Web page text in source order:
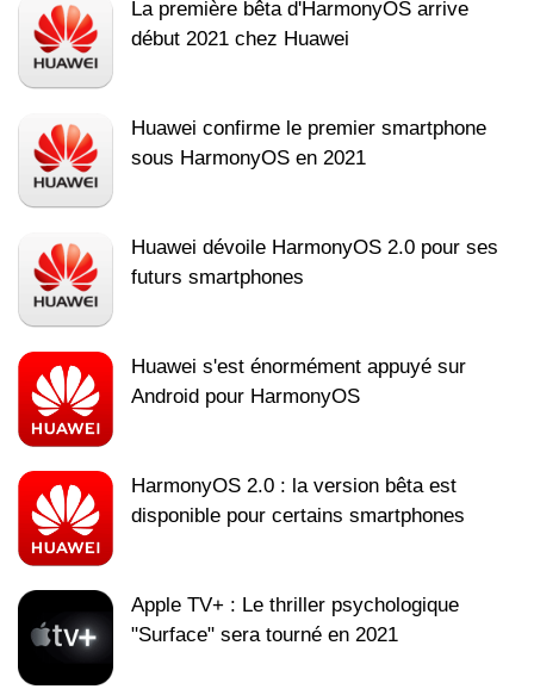
La première bêta d'HarmonyOS arrive
début 2021 chez Huawei
Huawei confirme le premier smartphone
sous HarmonyOS en 2021
Huawei dévoile HarmonyOS 2.0 pour ses
futurs smartphones
Huawei s'est énormément appuyé sur
Android pour HarmonyOS
HarmonyOS 2.0 : la version bêta est
disponible pour certains smartphones
Apple TV+ : Le thriller psychologique
"Surface" sera tourné en 2021